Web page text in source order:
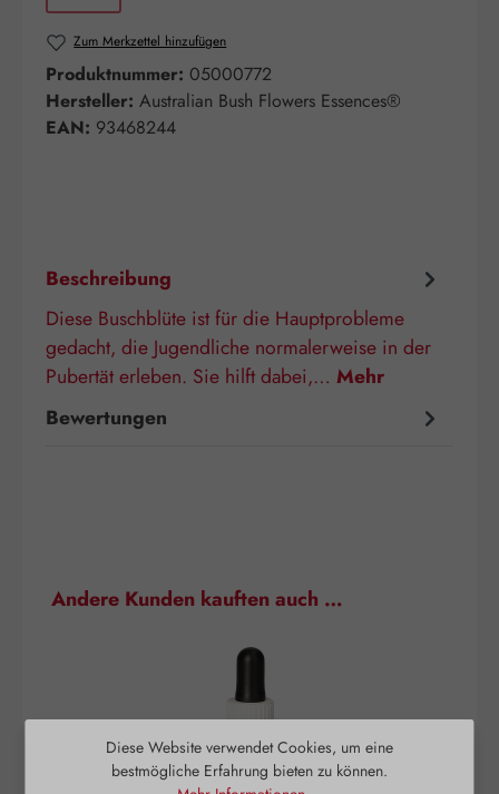
(Diese Option ist zurzeit nicht verfügbar.)
Zum Merkzettel hinzufügen
Produktnummer: 05000772
Hersteller: Australian Bush Flowers Essences®
EAN: 93468244
Beschreibung
Diese Buschblüte ist für die Hauptprobleme
gedacht, die Jugendliche normalerweise in der
Pubertät erleben. Sie hilft dabei,… Mehr
Bewertungen
Produktgalerie überspringen
Andere Kunden kauften auch …
Diese Website verwendet Cookies, um eine
bestmögliche Erfahrung bieten zu können.